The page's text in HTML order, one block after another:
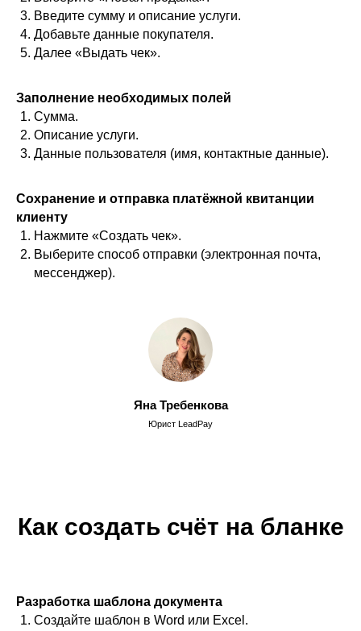
Введите сумму и описание услуги.
Добавьте данные покупателя.
Далее «Выдать чек».
Заполнение необходимых полей
Сумма.
Описание услуги.
Данные пользователя (имя, контактные данные).
Сохранение и отправка платёжной квитанции
клиенту
Нажмите «Создать чек».
Выберите способ отправки (электронная почта,
мессенджер).
Яна Требенкова
Юрист LeadPay
Как создать счёт на бланке
Разработка шаблона документа
Создайте шаблон в Word или Excel.
Блог
Стоимость
Онлайн-касса
Отзывы